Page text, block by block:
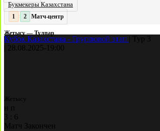
Букмекеры Казахстана
2 : 2 Матч-центр
Жетысу — Тулпар
Кубок Казахстана - Групповой этап
Тур 3
28.08.2025- 19:00
Жетысу
н
п
3
6
Матч Закончен